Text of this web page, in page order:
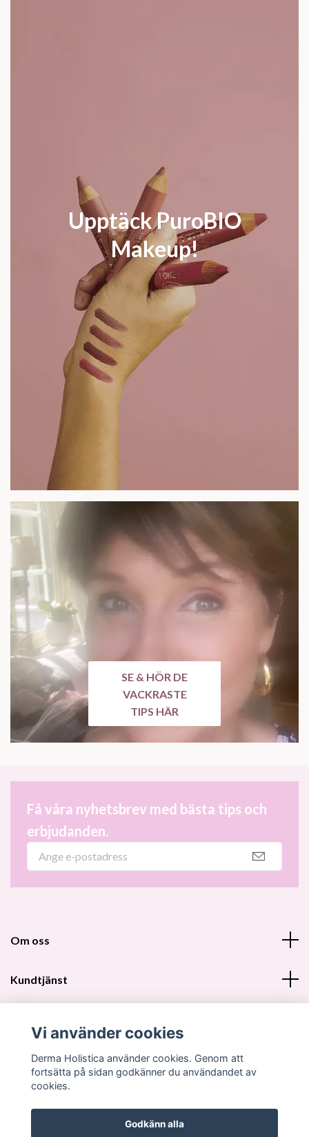
Upptäck PuroBIO
Makeup!
SE & HÖR DE
VACKRASTE
TIPS HÄR
Få våra nyhetsbrev med bästa tips och
erbjudanden.
Om oss
Kundtjänst
Sociala medier
Vi använder cookies
Derma Holistica använder cookies. Genom att
fortsätta på sidan godkänner du användandet av
cookies.
Godkänn alla